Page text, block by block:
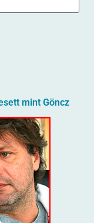
mint Göncz